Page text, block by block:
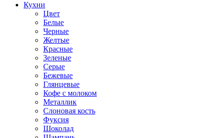
Кухни
Цвет
Белые
Черные
Желтые
Красные
Зеленые
Серые
Бежевые
Глянцевые
Кофе с молоком
Металлик
Слоновая кость
Фуксия
Шоколад